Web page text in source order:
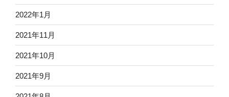
2022年1月
2021年11月
2021年10月
2021年9月